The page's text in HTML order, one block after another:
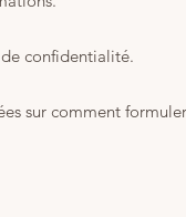
confidentialité.
sur comment